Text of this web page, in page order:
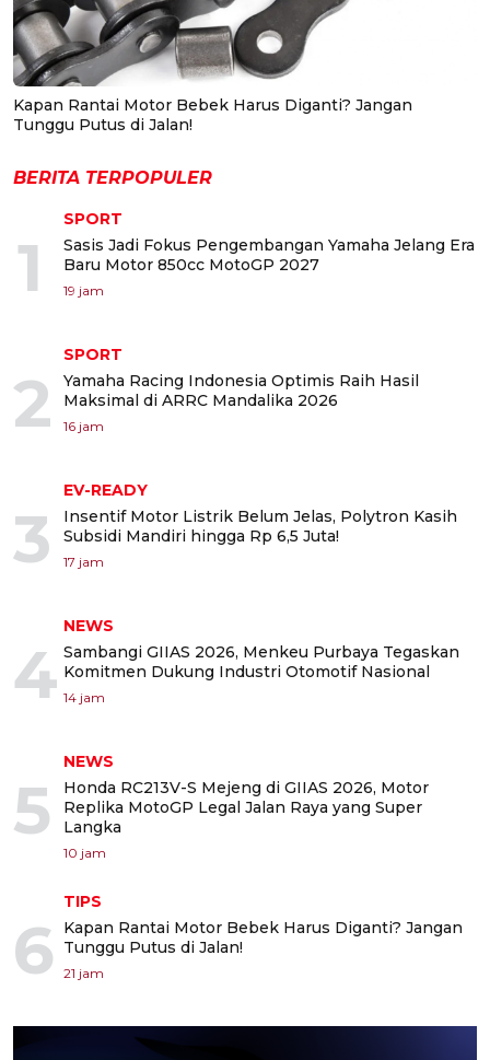
Kapan Rantai Motor Bebek Harus Diganti? Jangan
Tunggu Putus di Jalan!
BERITA TERPOPULER
1
SPORT
Sasis Jadi Fokus Pengembangan Yamaha Jelang Era
Baru Motor 850cc MotoGP 2027
19 jam
2
SPORT
Yamaha Racing Indonesia Optimis Raih Hasil
Maksimal di ARRC Mandalika 2026
16 jam
3
EV-READY
Insentif Motor Listrik Belum Jelas, Polytron Kasih
Subsidi Mandiri hingga Rp 6,5 Juta!
17 jam
4
NEWS
Sambangi GIIAS 2026, Menkeu Purbaya Tegaskan
Komitmen Dukung Industri Otomotif Nasional
14 jam
5
NEWS
Honda RC213V-S Mejeng di GIIAS 2026, Motor
Replika MotoGP Legal Jalan Raya yang Super
Langka
10 jam
6
TIPS
Kapan Rantai Motor Bebek Harus Diganti? Jangan
Tunggu Putus di Jalan!
21 jam